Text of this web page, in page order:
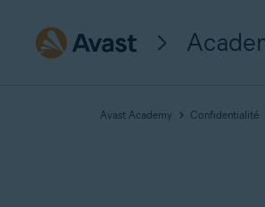
Avast Academy Confidentialité